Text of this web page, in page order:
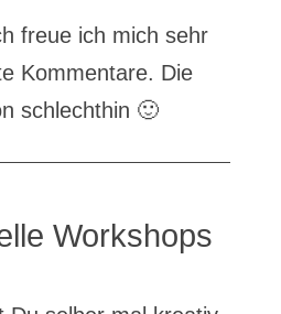
freue ich mich sehr
Kommentare. Die
schlechthin 🙂
Workshops